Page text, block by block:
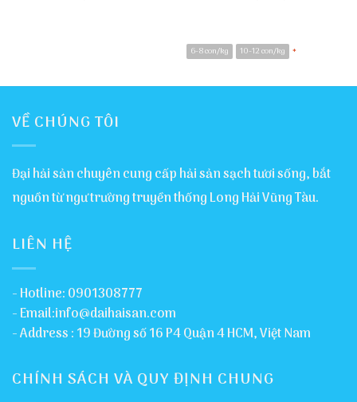
6-8 con/kg 10-12 con/kg *
VỀ CHÚNG TÔI
Đại hải sản chuyên cung cấp hải sản sạch tươi sống, bắt
nguồn từ ngư trường truyền thống Long Hải Vũng Tàu.
LIÊN HỆ
- Hotline: 0901308777
- Email:info@daihaisan.com
- Address : 19 Đường số 16 P4 Quận 4 HCM, Việt Nam
CHÍNH SÁCH VÀ QUY ĐỊNH CHUNG